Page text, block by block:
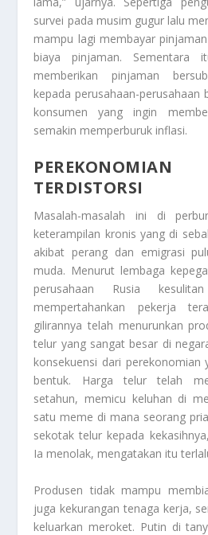
survei pada musim gugur lalu
mampu lagi membayar
biaya pinjaman. Sementara
memberikan pinjaman
kepada perusahaan-perusahaan
konsumen yang ingin
semakin memperburuk inflasi.
TERDISTORSI
Masalah-masalah ini di
keterampilan kronis yang di
akibat perang dan emigrasi
muda. Menurut lembaga
perusahaan Rusia
mempertahankan pekerja
gilirannya telah menurunkan
telur yang sangat besar di
konsekuensi dari perekonomian
bentuk. Harga telur telah
setahun, memicu keluhan di
satu meme di mana seorang
sekotak telur kepada
Ia menolak, mengatakan itu
Produsen tidak mampu
juga kekurangan tenaga kerja,
keluarkan meroket. Putin di